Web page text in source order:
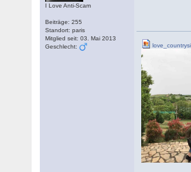
I Love Anti-Scam
Beiträge: 255
Standort: paris
Mitglied seit: 03. Mai 2013
Geschlecht: